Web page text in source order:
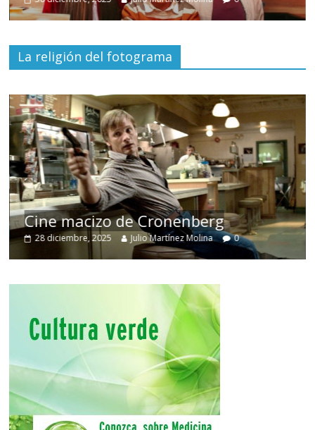
La religión del fotograma
Cine macizo de Cronenberg
28 diciembre, 2025 Julio Martínez Molina 0